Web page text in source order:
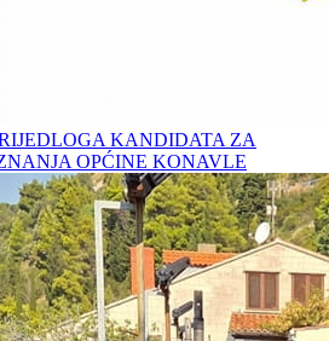
KANDIDATA ZA
OPĆINE KONAVLE